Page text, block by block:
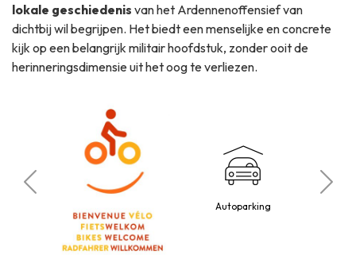
lokale geschiedenis van het Ardennenoffensief van
dichtbij wil begrijpen. Het biedt een menselijke en concrete
kijk op een belangrijk militair hoofdstuk, zonder ooit de
herinneringsdimensie uit het oog te verliezen.
Autoparking